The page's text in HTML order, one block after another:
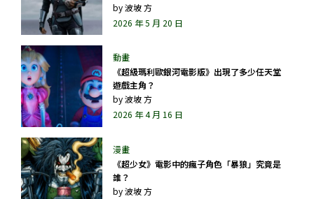
by波坡 方
2026 年 5 月 20 日
《超級瑪利歐銀河電影版》出現了多少任天堂
遊戲主角？
by波坡 方
2026 年 4 月 16 日
《超少女》電影中的瘋子角色「暴狼」究竟是
誰？
by波坡 方